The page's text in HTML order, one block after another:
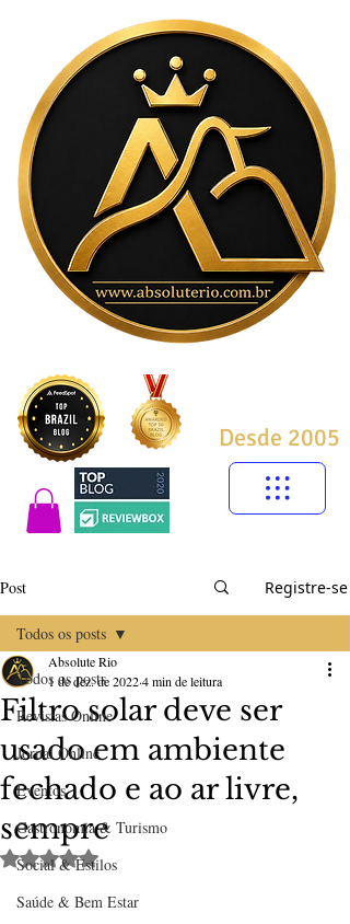
Desde 2005
Post Registre-se
Todos os posts
Revistas Online
Jornal Online
Eventos
Gastronomia & Turismo
Social & Estilos
Saúde & Bem Estar
Todos os posts
Filtro solar deve ser
usado em ambiente
fechado e ao ar livre,
sempre
Absolute Rio
1 de dez. de 20224 min de leitura
Avaliado com NaN de 5 estrelas.